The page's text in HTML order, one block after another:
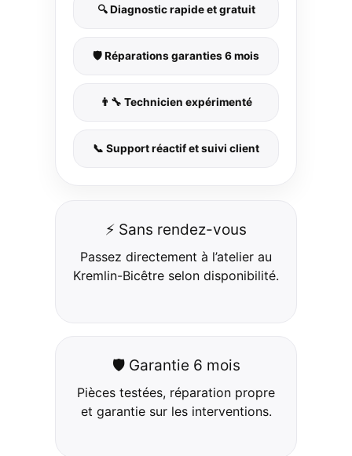
🔍 Diagnostic rapide et gratuit
🛡️ Réparations garanties 6 mois
👨‍🔧 Technicien expérimenté
📞 Support réactif et suivi client
⚡ Sans rendez-vous
Passez directement à l’atelier au
Kremlin-Bicêtre selon disponibilité.
🛡️ Garantie 6 mois
Pièces testées, réparation propre
et garantie sur les interventions.